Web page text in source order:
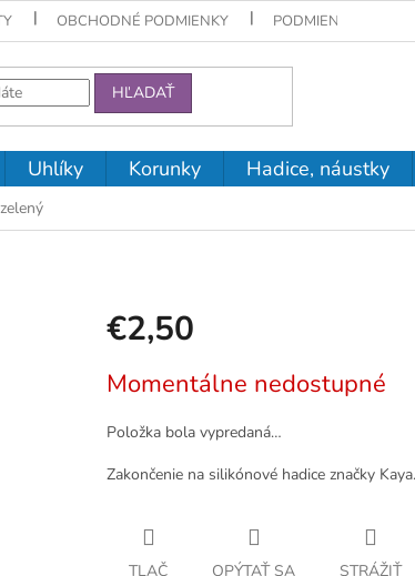
OBCHODNÉ PODMIENKY PODMIENKY
HĽADAŤ
Uhlíky Korunky Hadice, náustky
€2,50
cena:
Momentálne nedostupné
Položka bola vypredaná…
Zakončenie na silikónové hadice značky Kaya.
TLAČ OPÝTAŤ SA STRÁŽIŤ